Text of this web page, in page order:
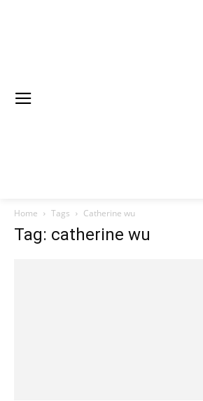
Home Tags Catherine wu
Tag: catherine wu